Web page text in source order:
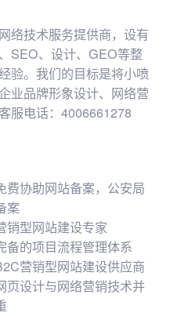
络技术服务提供商，设有
SEO、设计、GEO等整
验。我们的目标是将小喷
业品牌形象设计、网络营
服电话：4006661278
费协助网站备案，公安局
案
销型网站建设专家
备的项目流程管理体系
营销型网站建设供应商
页设计与网络营销技术并